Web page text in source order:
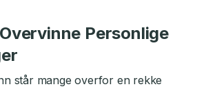
Personlige
står mange overfor en rekke